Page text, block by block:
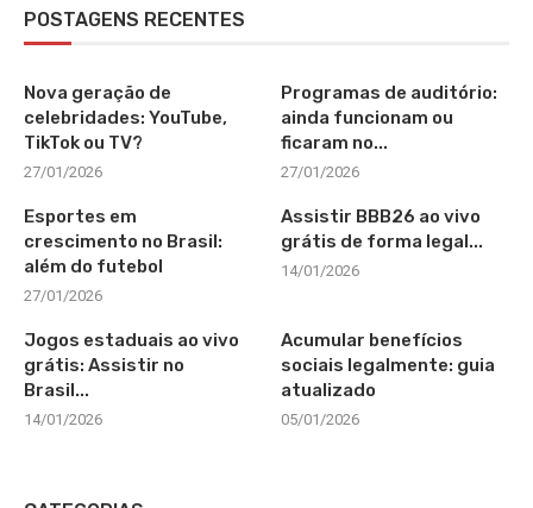
POSTAGENS RECENTES
Nova geração de
celebridades: YouTube,
TikTok ou TV?
27/01/2026
Programas de auditório:
ainda funcionam ou
ficaram no...
27/01/2026
Esportes em
crescimento no Brasil:
além do futebol
27/01/2026
Assistir BBB26 ao vivo
grátis de forma legal...
14/01/2026
Jogos estaduais ao vivo
grátis: Assistir no
Brasil...
14/01/2026
Acumular benefícios
sociais legalmente: guia
atualizado
05/01/2026